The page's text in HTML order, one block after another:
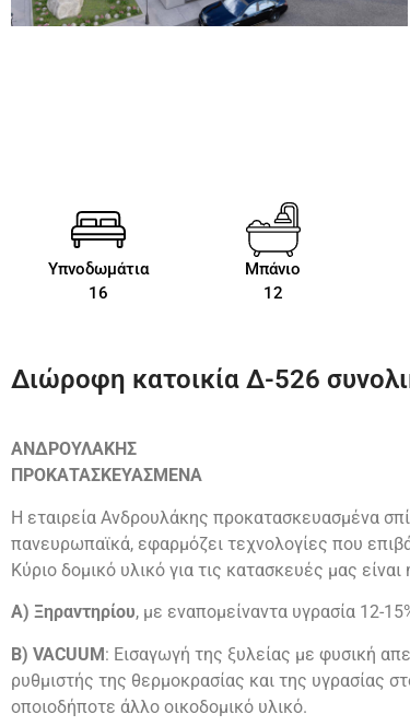
Υπνοδωμάτια
16
Μπάνιο
12
Διώροφη κατοικία Δ-526
ΑΝΔΡΟΥΛΑΚΗΣ
ΠΡΟΚΑΤΑΣΚΕΥΑΣΜΕΝΑ
Η εταιρεία Ανδρουλάκης προκατασκευασμένα
πανευρωπαϊκά, εφαρμόζει τεχνολογίες που
Κύριο δομικό υλικό για τις κατασκευές μας
Α) Ξηραντηρίου, με εναπομείναντα υγρασία 12-
Β) VACUUM: Εισαγωγή της ξυλείας με φυσική
ρυθμιστής της θερμοκρασίας και της υγρασίας
οποιοδήποτε άλλο οικοδομικό υλικό.